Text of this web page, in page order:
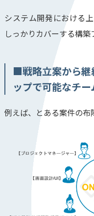
システム開発における
しっかりカバーする構築
■戦略立案から継
ップで可能なチ
例えば、とある案件の布